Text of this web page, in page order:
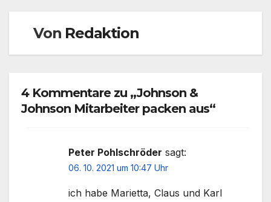
Von Redaktion
4 Kommentare zu „Johnson &
Johnson Mitarbeiter packen aus“
Peter Pohlschröder sagt:
06. 10. 2021 um 10:47 Uhr
ich habe Marietta, Claus und Karl